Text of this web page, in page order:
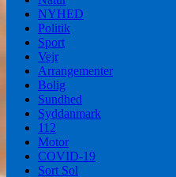
NYHED
Politik
Sport
Vejr
Arrangementer
Bolig
Sundhed
Syddanmark
112
Motor
COVID-19
Sort Sol